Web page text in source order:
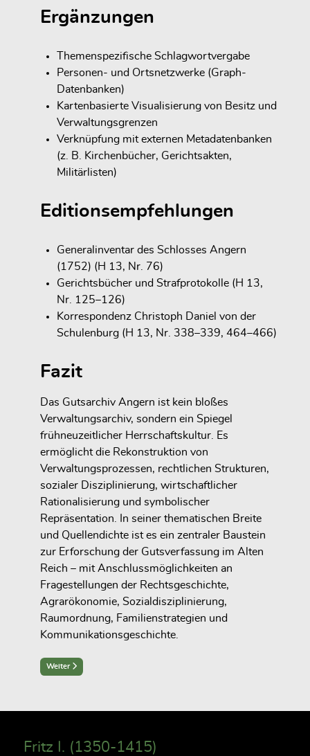
Ergänzungen
Themenspezifische Schlagwortvergabe
Personen- und Ortsnetzwerke (Graph-
Datenbanken)
Kartenbasierte Visualisierung von Besitz und
Verwaltungsgrenzen
Verknüpfung mit externen Metadatenbanken
(z. B. Kirchenbücher, Gerichtsakten,
Militärlisten)
Editionsempfehlungen
Generalinventar des Schlosses Angern
(1752) (H 13, Nr. 76)
Gerichtsbücher und Strafprotokolle (H 13,
Nr. 125–126)
Korrespondenz Christoph Daniel von der
Schulenburg (H 13, Nr. 338–339, 464–466)
Fazit
Das Gutsarchiv Angern ist kein bloßes
Verwaltungsarchiv, sondern ein Spiegel
frühneuzeitlicher Herrschaftskultur. Es
ermöglicht die Rekonstruktion von
Verwaltungsprozessen, rechtlichen Strukturen,
sozialer Disziplinierung, wirtschaftlicher
Rationalisierung und symbolischer
Repräsentation. In seiner thematischen Breite
und Quellendichte ist es ein zentraler Baustein
zur Erforschung der Gutsverfassung im Alten
Reich – mit Anschlussmöglichkeiten an
Fragestellungen der Rechtsgeschichte,
Agrarökonomie, Sozialdisziplinierung,
Raumordnung, Familienstrategien und
Kommunikationsgeschichte.
Next article: Herrschaft und Governance (Kapitel 1)
Weiter
Fritz I. (1350-1415)